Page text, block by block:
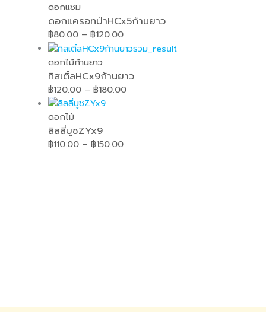
ดอกแซม
ดอกแครอทป่าHCx5ก้านยาว
฿80.00 – ฿120.00
ดอกไม้ก้านยาว
ทิสเติ้ลHCx9ก้านยาว
฿120.00 – ฿180.00
ดอกไม้
ลิลลี่บูชZYx9
฿110.00 – ฿150.00